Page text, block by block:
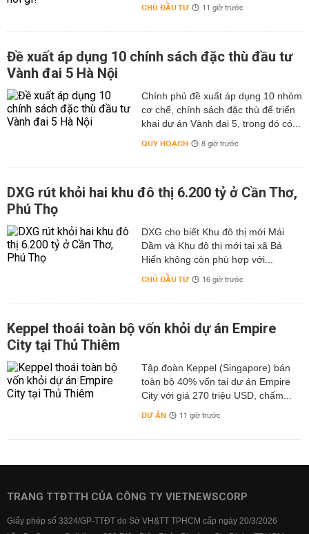
CHỦ ĐẦU TƯ 11 giờ trước
Đề xuất áp dụng 10 chính sách đặc thù đầu tư
Vành đai 5 Hà Nội
Chính phủ đề xuất áp dụng 10 nhóm
cơ chế, chính sách đặc thù để triển
khai dự án Vành đai 5, trong đó có...
QUY HOẠCH 8 giờ trước
DXG rút khỏi hai khu đô thị 6.200 tỷ ở Cần Thơ,
Phú Thọ
DXG cho biết Khu đô thị mới Mái
Dầm và Khu đô thị mới tại xã Bá
Hiến không còn phù hợp với...
CHỦ ĐẦU TƯ 16 giờ trước
Keppel thoái toàn bộ vốn khỏi dự án Empire
City tại Thủ Thiêm
Tập đoàn Keppel (Singapore) bán
toàn bộ 40% vốn tại dự án Empire
City với giá 270 triệu USD, chấm...
DỰ ÁN 11 giờ trước
TRANG TTĐTTH CỦA CÔNG TY VIETNEWSCORP
Giấy phép số 3324/GP-TTĐT do Sở VH&TT TPHCM cấp ngày 20/3/2026